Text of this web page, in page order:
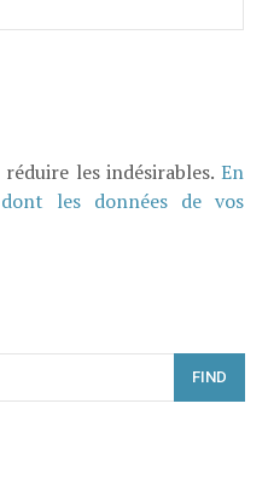
les indésirables. En
les données de vos
FIND